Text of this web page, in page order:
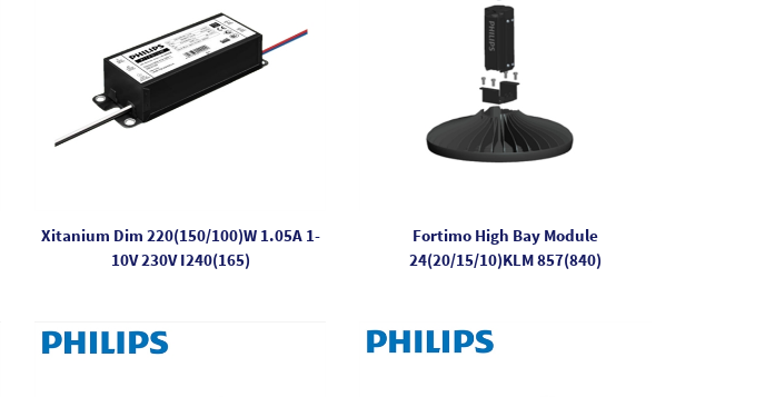
Xitanium Dim 220(150/100)W 1.05A 1-
10V 230V I240(165)
Fortimo High Bay Module
24(20/15/10)KLM 857(840)